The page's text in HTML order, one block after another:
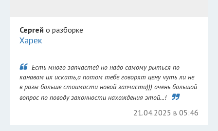
Сергей о разборке
Харек
Есть много запчастей но надо самому рыться по
канавам их искать,а потом тебе говорят цену чуть ли не
в разы больше стоимости новой запчасти))) очень большой
вопрос по поводу законности нахождения этой...!
21.04.2025 в 05:46